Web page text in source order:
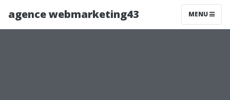
agence webmarketing43 MENU